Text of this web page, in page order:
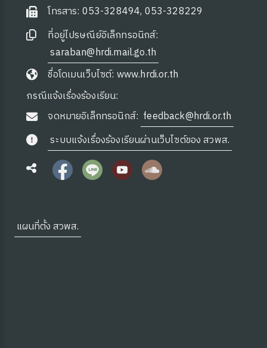
โทรสาร: 053-328494, 053-328229
ที่อยู่ไปรษณีย์อิเล็กทรอนิกส์:
saraban@hrdi.mail.go.th
ชื่อโดเมนเว็บไซต์: www.hrdi.or.th
กรณีแจ้งเรื่องร้องเรียน:
จดหมายอิเล็กทรอนิกส์: feedback@hrdi.or.th
ระบบแจ้งเรื่องร้องเรียนผ่านเว็บไซต์ของ สวพส.
แผนที่ตั้ง สวพส.